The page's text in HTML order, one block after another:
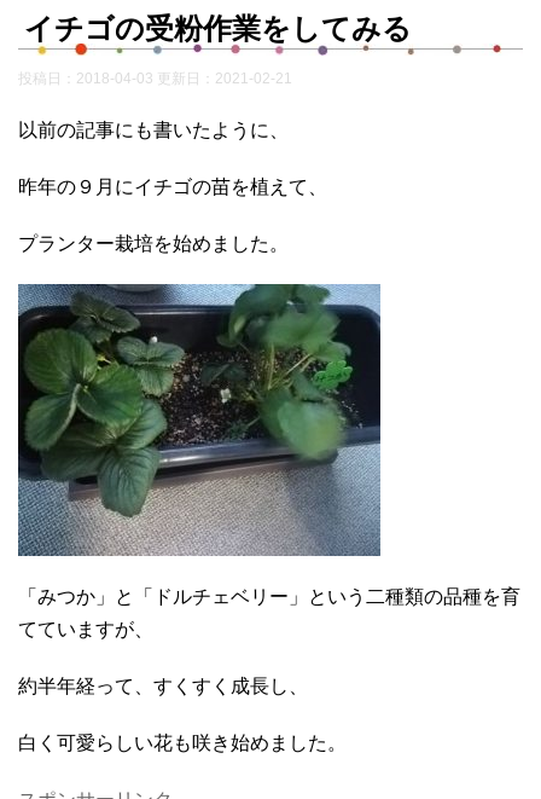
イチゴの受粉作業をしてみる
投稿日：2018-04-03 更新日： 2021-02-21
以前の記事にも書いたように、
昨年の９月にイチゴの苗を植えて、
プランター栽培を始めました。
「みつか」と「ドルチェベリー」という二種類の品種を育
てていますが、
約半年経って、すくすく成長し、
白く可愛らしい花も咲き始めました。